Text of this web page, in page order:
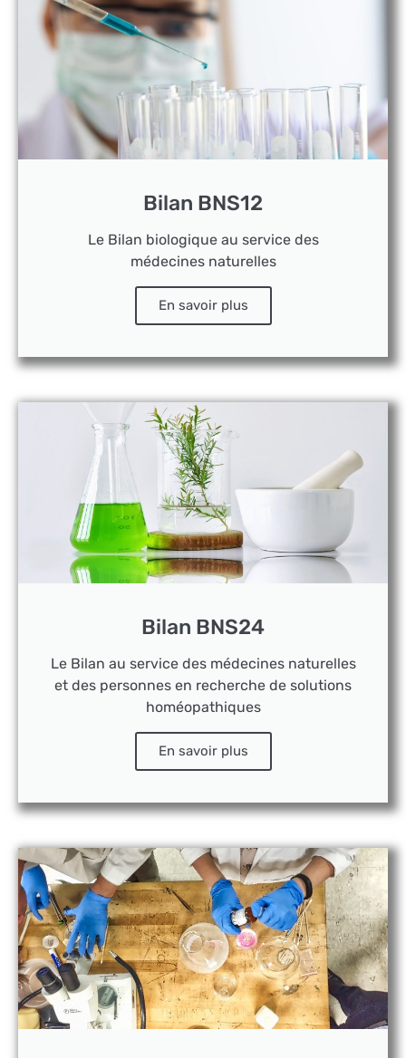
Bilan BNS12
Le Bilan biologique au service des
médecines naturelles
En savoir plus
Bilan BNS24
Le Bilan au service des médecines naturelles
et des personnes en recherche de solutions
homéopathiques
En savoir plus